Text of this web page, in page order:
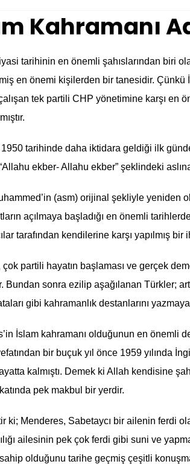
Kahramanı
tarihinin en önemli şahıslarından biri
en önemi kişilerden bir tanesidir.
tek partili CHP yönetimine karşı en
1950 tarihinde daha iktidara geldiği ilk
ekber- Allahu ekber” şeklindeki
(asm) orijinal şekliyle yeniden
açılmaya başladığı en önemli
tarafından kendilerine karşı yapılmış
çok partili hayatın başlaması ve gerçek
Bundan sonra ezilip aşağılanan Türkler;
gibi kahramanlık destanlarını yazmaya
İslam kahramanı olduğunun en önemli
bir buçuk yıl önce 1959 yılında
kalmıştı. Demek ki Allah kendisine
pek makbul bir yerdir.
ki; Menderes, Sabetaycı bir ailenin ferdi
ailesinin pek çok ferdi gibi suni ve
olduğunu tarihe geçmiş çeşitli